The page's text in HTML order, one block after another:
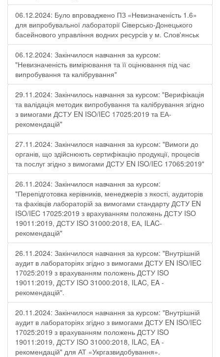
06.12.2024: Було впроваджено ПЗ «Невизначеність 1.6»
для випробувальної лабораторії Cіверсько-Донецького
басейнового управління водних ресурсів у м. Слов'янськ
06.12.2024: Закінчилося навчання за курсом:
"Невизначеність вимірювання та її оцінювання під час
випробування та калібрування"
29.11.2024: Закінчилось навчання за курсом: "Верифікація
та валідація методик випробування та калібрування згідно
з вимогами ДСТУ EN ISO/IEC 17025:2019 та ЕА-
рекомендацій"
27.11.2024: Закінчилося навчання за курсом: "Вимоги до
органів, що здійснюють сертифікацію продукції, процесів
та послуг згідно з вимогами ДСТУ EN ISO/IEC 17065:2019"
26.11.2024: Закінчилося навчання за курсом:
"Перепідготовка керівників, менеджерів з якості, аудиторів
та фахівців лабораторій за вимогами стандарту ДСТУ EN
ISO/IEC 17025:2019 з врахуванням положень ДСТУ ISO
19011:2019, ДСТУ ISO 31000:2018, ЕА, ILAC-
рекомендацій"
26.11.2024: Закінчилося навчання за курсом: "Внутрішній
аудит в лабораторіях згідно з вимогами ДСТУ EN ISO/IEC
17025:2019 з врахуванням положень ДСТУ ISO
19011:2019, ДСТУ ISO 31000:2018, ILAC, EA -
рекомендацій".
20.11.2024: Закінчилося навчання за курсом: "Внутрішній
аудит в лабораторіях згідно з вимогами ДСТУ EN ISO/IEC
17025:2019 з врахуванням положень ДСТУ ISO
19011:2019, ДСТУ ISO 31000:2018, ILAC, EA -
рекомендацій" для АТ «Укргазвидобування».